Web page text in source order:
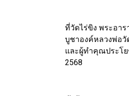
ที่วัดไร่ขิง พระอา
บูชาองค์หลวงพ่อวั
และผู้ทำคุณประโย
2568